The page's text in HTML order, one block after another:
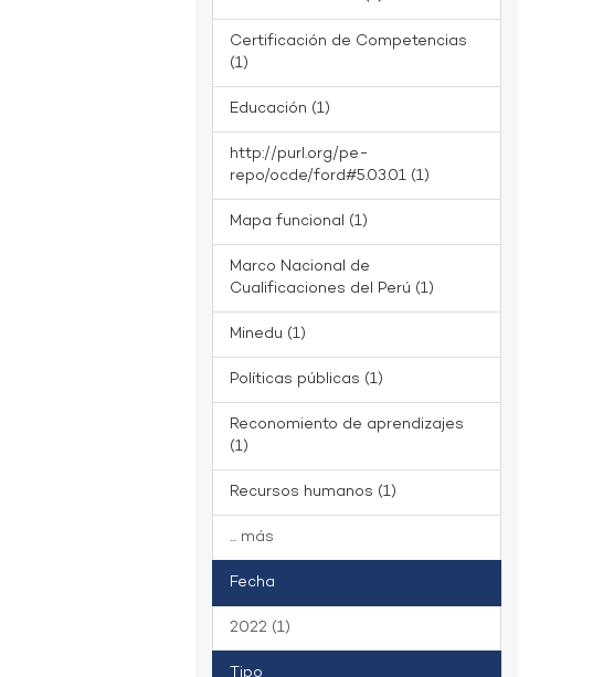
Certificación de Competencias
(1)
Educación (1)
http://purl.org/pe-
repo/ocde/ford#5.03.01 (1)
Mapa funcional (1)
Marco Nacional de
Cualificaciones del Perú (1)
Minedu (1)
Políticas públicas (1)
Reconomiento de aprendizajes
(1)
Recursos humanos (1)
... más
Fecha
2022 (1)